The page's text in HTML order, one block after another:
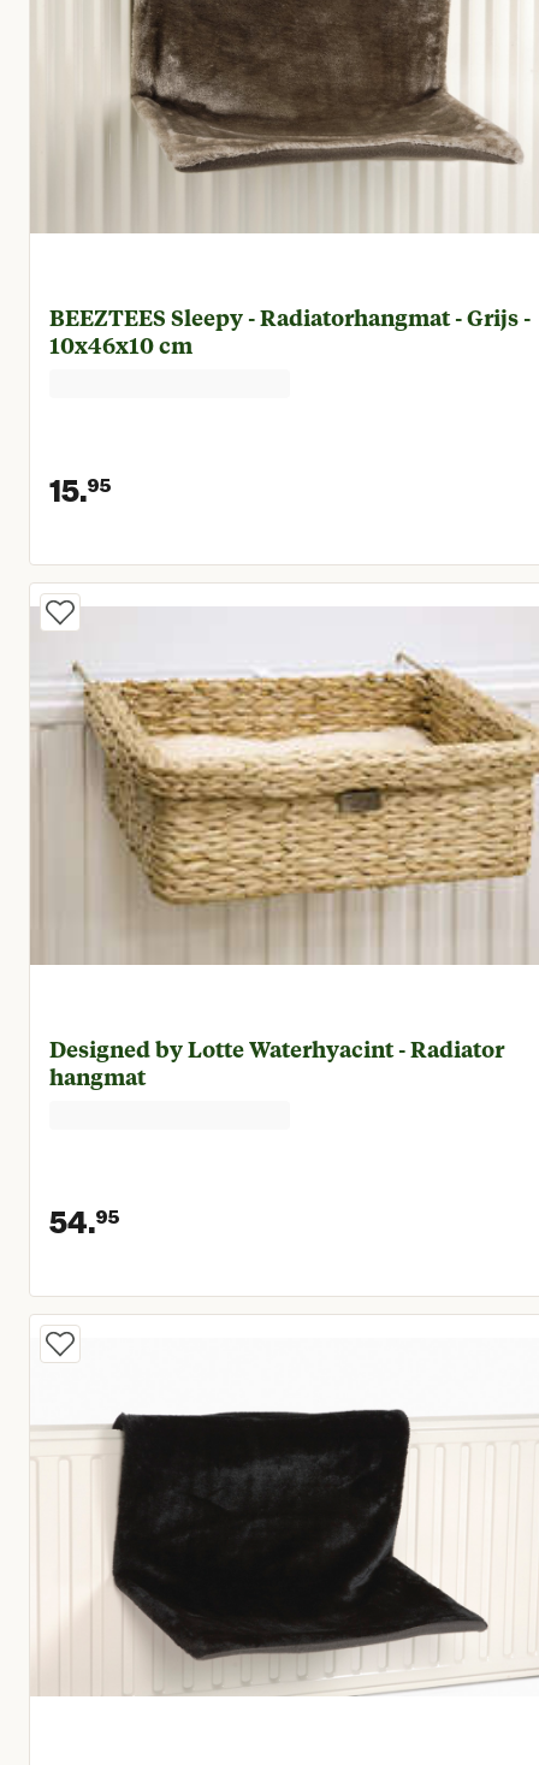
BEEZTEES Sleepy - Radiatorhangmat - Grijs -
10x46x10 cm
15.95
Huidige prijs € 15,95
Designed by Lotte Waterhyacint - Radiator
hangmat
54.95
Huidige prijs € 54,95